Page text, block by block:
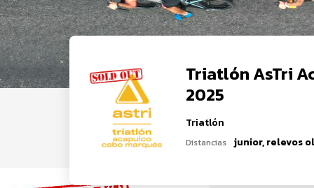
Triatlón AsTri
2025
Triatlón
Distancias